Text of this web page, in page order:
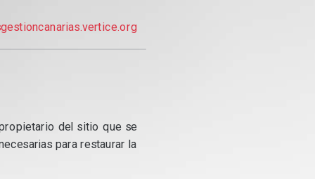
del sitio que se
para restaurar la